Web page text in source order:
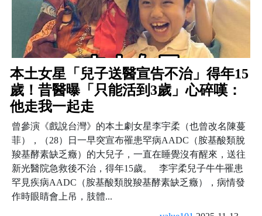
本土女星「兒子送醫宣告不治」得年15
歲！昔醫曝「只能活到3歲」心碎嘆：
他走我一起走
曾參演《戲說台灣》的本土劇女星李宇柔（也曾改名陳蔓
菲），（28）日一早突宣布罹患罕病AADC（胺基酸類脫
羧基酵素缺乏癥）的大兒子，一直在睡覺沒有醒來，送往
新光醫院急救後不治，得年15歲。 李宇柔兒子牛牛罹患
罕見疾病AADC（胺基酸類脫羧基酵素缺乏癥），病情發
作時眼睛會上吊，肢體...